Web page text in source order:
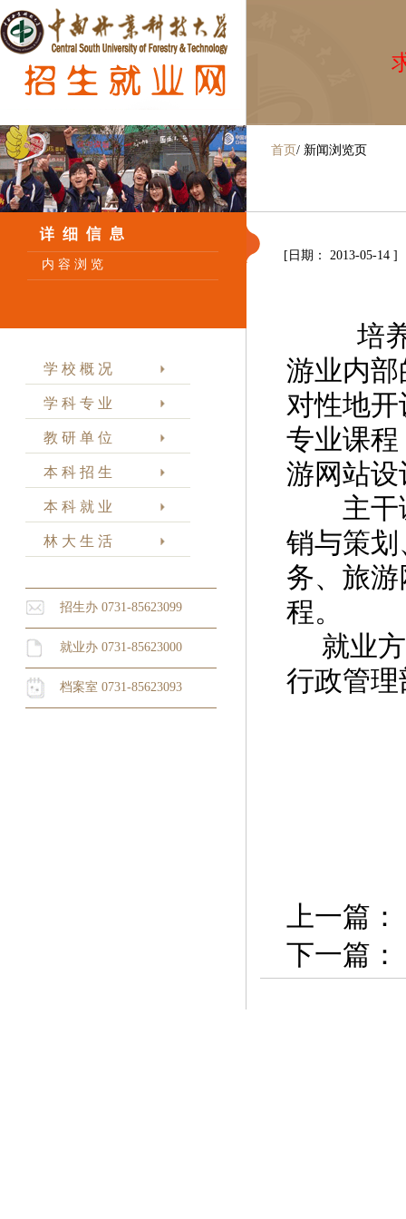
内 容 浏 览
学 校 概 况
学 科 专 业
教 研 单 位
本 科 招 生
本 科 就 业
林 大 生 活
招生办 0731-85623099
就业办 0731-85623000
档案室 0731-85623093
首页 / 新闻浏览页
[日期： 2013-05-14 ]
培养目
游业内
对性地
专业课
游网站
主干课
销与策
务、旅
程。
就业方
行政管
上一篇：
下一篇：